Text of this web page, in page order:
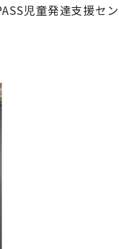
児童発達支援セ